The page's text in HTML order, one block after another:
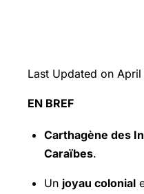
Last Updated on
EN BREF
Carthagène des
Caraïbes.
Un joyau colonial